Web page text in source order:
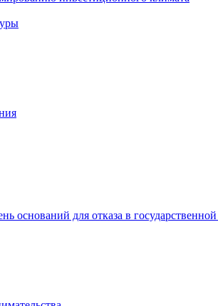
оснований для отказа в